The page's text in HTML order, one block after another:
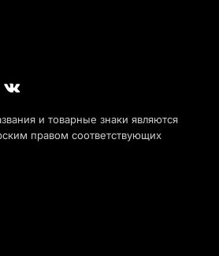
и товарные знаки являются
правом соответствующих